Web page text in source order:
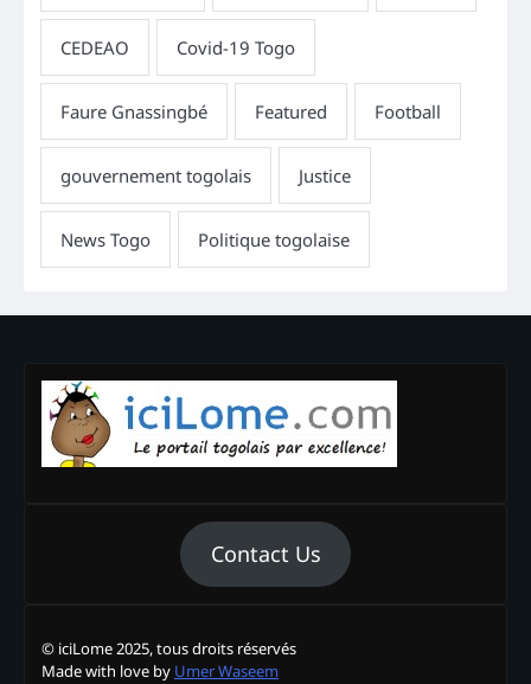
Contact Us
© iciLome 2025, tous droits réservés
Made with love by Umer Waseem